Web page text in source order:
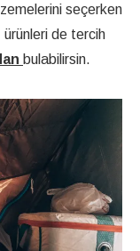
seçerken
de tercih
bulabilirsin.